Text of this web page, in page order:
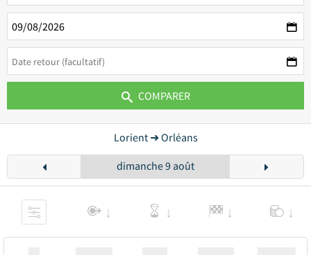
COMPARER
Lorient ➜ Orléans
dimanche 9 août